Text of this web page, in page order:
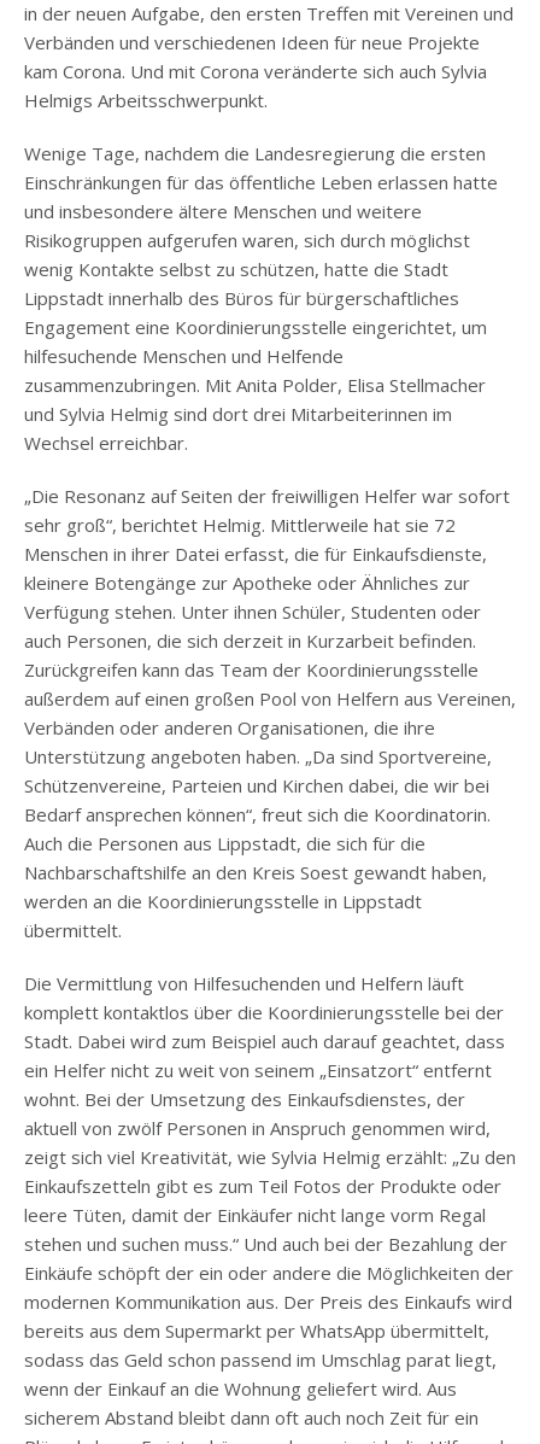
in der neuen Aufgabe, den ersten Treffen mit Vereinen und
Verbänden und verschiedenen Ideen für neue Projekte
kam Corona. Und mit Corona veränderte sich auch Sylvia
Helmigs Arbeitsschwerpunkt.
Wenige Tage, nachdem die Landesregierung die ersten
Einschränkungen für das öffentliche Leben erlassen hatte
und insbesondere ältere Menschen und weitere
Risikogruppen aufgerufen waren, sich durch möglichst
wenig Kontakte selbst zu schützen, hatte die Stadt
Lippstadt innerhalb des Büros für bürgerschaftliches
Engagement eine Koordinierungsstelle eingerichtet, um
hilfesuchende Menschen und Helfende
zusammenzubringen. Mit Anita Polder, Elisa Stellmacher
und Sylvia Helmig sind dort drei Mitarbeiterinnen im
Wechsel erreichbar.
„Die Resonanz auf Seiten der freiwilligen Helfer war sofort
sehr groß“, berichtet Helmig. Mittlerweile hat sie 72
Menschen in ihrer Datei erfasst, die für Einkaufsdienste,
kleinere Botengänge zur Apotheke oder Ähnliches zur
Verfügung stehen. Unter ihnen Schüler, Studenten oder
auch Personen, die sich derzeit in Kurzarbeit befinden.
Zurückgreifen kann das Team der Koordinierungsstelle
außerdem auf einen großen Pool von Helfern aus Vereinen,
Verbänden oder anderen Organisationen, die ihre
Unterstützung angeboten haben. „Da sind Sportvereine,
Schützenvereine, Parteien und Kirchen dabei, die wir bei
Bedarf ansprechen können“, freut sich die Koordinatorin.
Auch die Personen aus Lippstadt, die sich für die
Nachbarschaftshilfe an den Kreis Soest gewandt haben,
werden an die Koordinierungsstelle in Lippstadt
übermittelt.
Die Vermittlung von Hilfesuchenden und Helfern läuft
komplett kontaktlos über die Koordinierungsstelle bei der
Stadt. Dabei wird zum Beispiel auch darauf geachtet, dass
ein Helfer nicht zu weit von seinem „Einsatzort“ entfernt
wohnt. Bei der Umsetzung des Einkaufsdienstes, der
aktuell von zwölf Personen in Anspruch genommen wird,
zeigt sich viel Kreativität, wie Sylvia Helmig erzählt: „Zu den
Einkaufszetteln gibt es zum Teil Fotos der Produkte oder
leere Tüten, damit der Einkäufer nicht lange vorm Regal
stehen und suchen muss.“ Und auch bei der Bezahlung der
Einkäufe schöpft der ein oder andere die Möglichkeiten der
modernen Kommunikation aus. Der Preis des Einkaufs wird
bereits aus dem Supermarkt per WhatsApp übermittelt,
sodass das Geld schon passend im Umschlag parat liegt,
wenn der Einkauf an die Wohnung geliefert wird. Aus
sicherem Abstand bleibt dann oft auch noch Zeit für ein